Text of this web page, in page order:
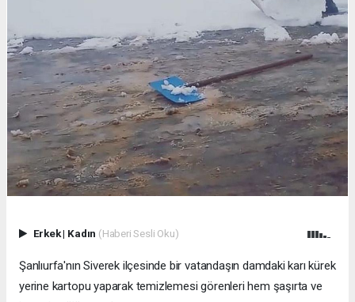
Erkek| Kadın (Haberi Sesli Oku)
Şanlıurfa'nın Siverek ilçesinde bir vatandaşın damdaki karı kürek
yerine kartopu yaparak temizlemesi görenleri hem şaşırta ve